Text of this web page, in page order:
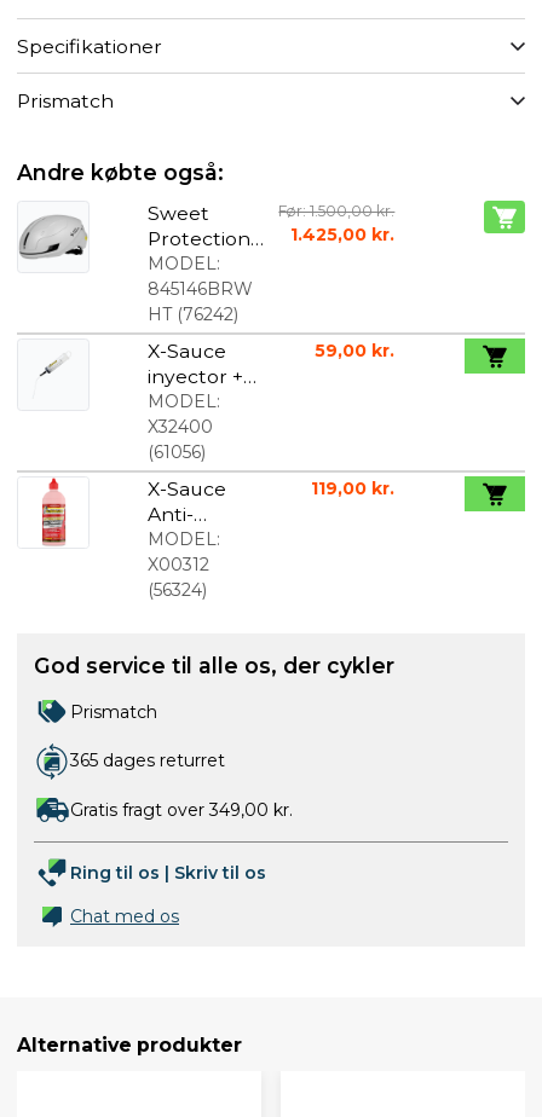
Specifikationer
Prismatch
Andre købte også:
Sweet
Protection
Falconer
Aero 2Vi
MIPS
cykelhjelm
Bronco
White
MODEL:
845146BRW
HT(76242)
Før: 1.500,00 kr.
1.425,00 kr.
X-Sauce
inyector +
X-tube
MODEL:
X32400
(61056)
59,00 kr.
X-Sauce
Anti-
Puncture
Væske Til
Slanger,
500ml
MODEL:
X00312
(56324)
119,00 kr.
God service til alle os, der cykler
Prismatch
365 dages returret
Gratis fragt over 349,00 kr.
Ring til os | Skriv til os
Chat med os
Alternative produkter